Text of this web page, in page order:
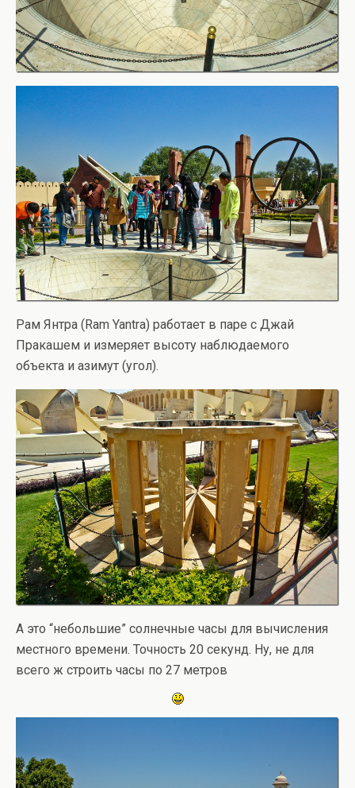
Рам Янтра (Ram Yantra) работает в паре с Джай
Пракашем и измеряет высоту наблюдаемого
объекта и азимут (угол).
А это “небольшие” солнечные часы для вычисления
местного времени. Точность 20 секунд. Ну, не для
всего ж строить часы по 27 метров